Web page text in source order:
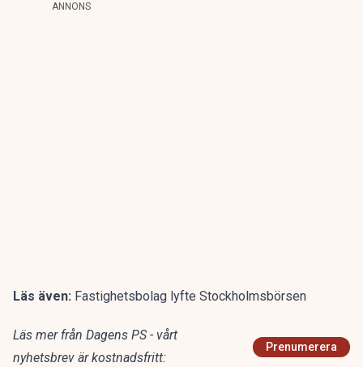
ANNONS
Läs även: Fastighetsbolag lyfte Stockholmsbörsen
Läs mer från Dagens PS - vårt
nyhetsbrev är kostnadsfritt:
Prenumerera